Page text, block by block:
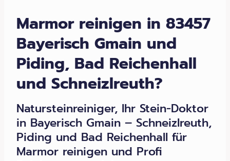
Marmor reinigen in 83457
Bayerisch Gmain und
Piding, Bad Reichenhall
und Schneizlreuth?
Natursteinreiniger, Ihr Stein-Doktor
in Bayerisch Gmain – Schneizlreuth,
Piding und Bad Reichenhall für
Marmor reinigen und Profi